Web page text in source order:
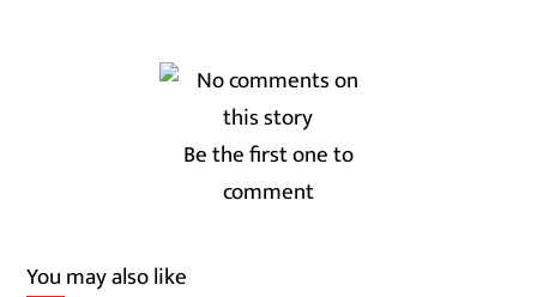
Be the first one to
comment
You may also like